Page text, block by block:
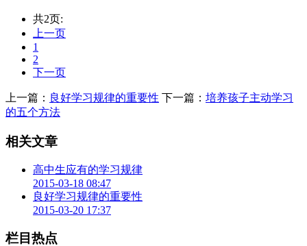
但要使印象深刻的唯一办法只有一样，那就是实地去走一遍，
在走的时候你会获得深刻的印象，许多人所认可的重复是记忆
之母也不一定正确，正确的说法应该是，在理解的基础上去重
复才是记忆的最好方法。
共2页:
上一页
1
2
下一页
上一篇： 良好学习规律的重要性 下一篇： 培养孩子主动学习
的五个方法
相关文章
高中生应有的学习规律
2015-03-18 08:47
良好学习规律的重要性
2015-03-20 17:37
栏目热点